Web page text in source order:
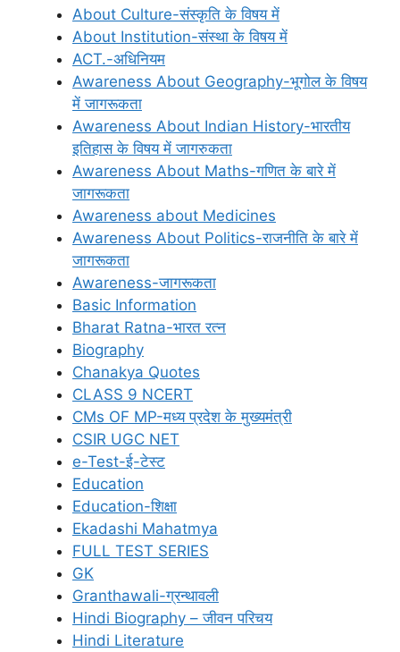
About Culture-संस्कृति के विषय में
About Institution-संस्था के विषय में
ACT.-अधिनियम
Awareness About Geography-भूगोल के विषय
में जागरूकता
Awareness About Indian History-भारतीय
इतिहास के विषय में जागरुकता
Awareness About Maths-गणित के बारे में
जागरूकता
Awareness about Medicines
Awareness About Politics-राजनीति के बारे में
जागरूकता
Awareness-जागरूकता
Basic Information
Bharat Ratna-भारत रत्न
Biography
Chanakya Quotes
CLASS 9 NCERT
CMs OF MP-मध्य प्रदेश के मुख्यमंत्री
CSIR UGC NET
e-Test-ई-टेस्ट
Education
Education-शिक्षा
Ekadashi Mahatmya
FULL TEST SERIES
GK
Granthawali-ग्रन्थावली
Hindi Biography – जीवन परिचय
Hindi Literature